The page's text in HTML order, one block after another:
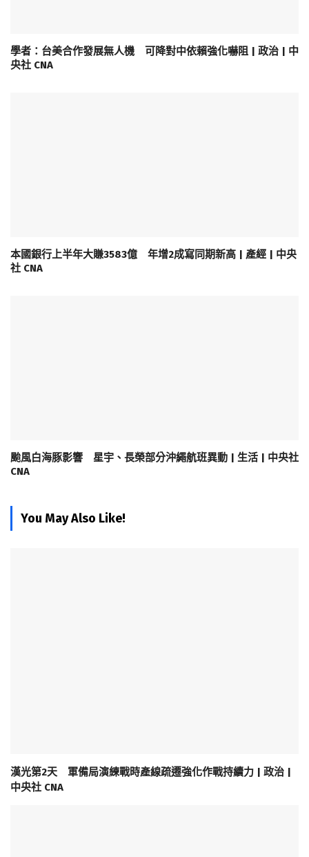
學者：台美合作發展無人機 可降對中依賴強化嚇阻 | 政治 | 中
央社 CNA
本國銀行上半年大賺3583億 年增2成寫同期新高 | 產經 | 中央
社 CNA
颱風白海豚影響 星宇、長榮部分沖繩航班異動 | 生活 | 中央社
CNA
You May Also Like!
漢光第2天 軍備局演練戰時產線疏遷強化作戰持續力 | 政治 |
中央社 CNA